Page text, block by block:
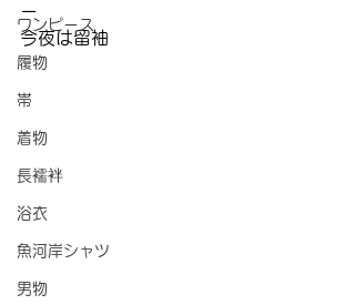
ワンピース
履物
帯
着物
長襦袢
浴衣
魚河岸シャツ
男物
ー
今夜は留袖